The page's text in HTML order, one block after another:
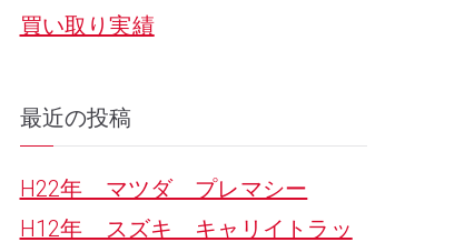
r
買い取り実績
最近の投稿
H22年 マツダ プレマシー
H12年 スズキ キャリイトラッ